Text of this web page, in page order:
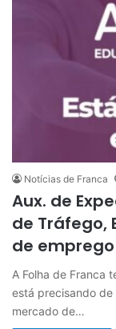
Notícias de Franca
Aux. de
de Tráfego,
de emprego
A Folha de Franca
está precisando
mercado de…